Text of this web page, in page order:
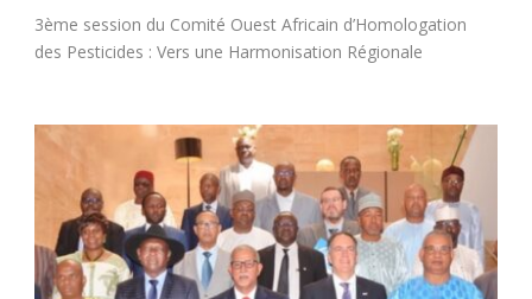
3ème session du Comité Ouest Africain d’Homologation
des Pesticides : Vers une Harmonisation Régionale